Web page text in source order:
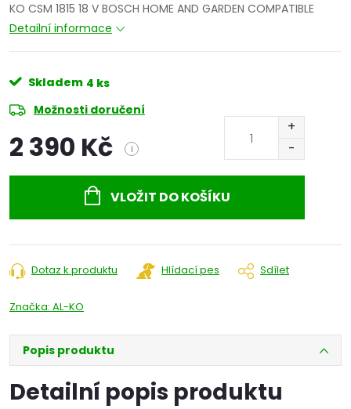
KO CSM 1815 18 V BOSCH HOME AND GARDEN COMPATIBLE
Detailní informace
Skladem 4 ks
Možnosti doručení
2 390 Kč i
VLOŽIT DO KOŠÍKU
Dotaz k produktu Hlídací pes Sdílet
Značka: AL-KO
Popis produktu
Detailní popis produktu